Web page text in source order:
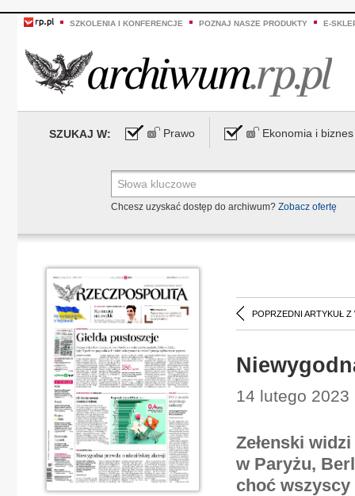
SZKOLENIA I KONFERENCJE POZNAJ NASZE PRODUKTY E-
SZUKAJ W: Prawo Ekonomia i biznes
Chcesz uzyskać dostęp do archiwum? Zobacz ofertę
POPRZEDNI ARTYKUŁ Z
14 lutego
Zełenski
w Paryżu,
choć wszyscy